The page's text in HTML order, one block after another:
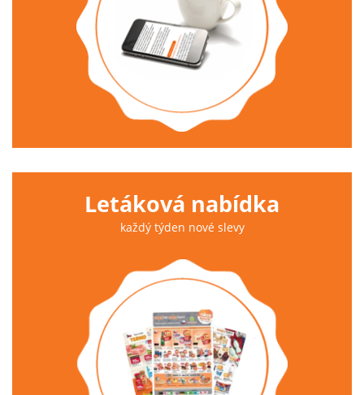
Letáková nabídka
každý týden nové slevy